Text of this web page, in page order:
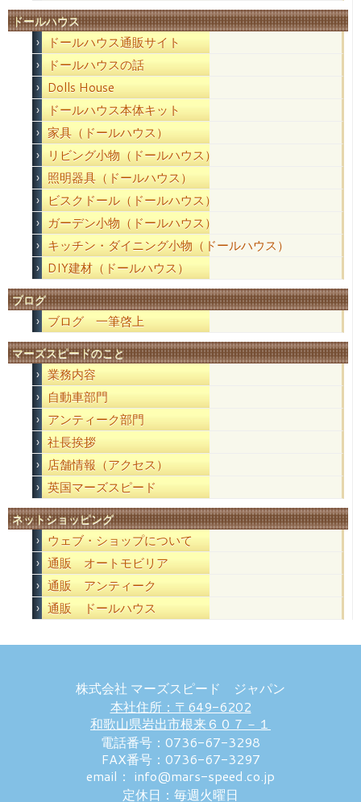
ドールハウス
ドールハウス通販サイト
ドールハウスの話
Dolls House
ドールハウス本体キット
家具（ドールハウス）
リビング小物（ドールハウス）
照明器具（ドールハウス）
ビスクドール（ドールハウス）
ガーデン小物（ドールハウス）
キッチン・ダイニング小物（ドールハウス）
DIY建材（ドールハウス）
ブログ
ブログ 一筆啓上
マーズスピードのこと
業務内容
自動車部門
アンティーク部門
社長挨拶
店舗情報（アクセス）
英国マーズスピード
ネットショッピング
ウェブ・ショップについて
通販 オートモビリア
通販 アンティーク
通販 ドールハウス
株式会社 マーズスピード ジャパン
本社住所：〒649-6202
和歌山県岩出市根来６０７－１
電話番号：0736-67-3298
FAX番号：0736-67-3297
email： info@mars-speed.co.jp
定休日：毎週火曜日